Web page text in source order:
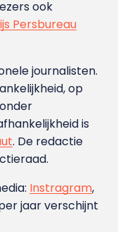
ook
Persbureau
journalisten.
op
is
. De redactie
Instragram,
jaar verschijnt